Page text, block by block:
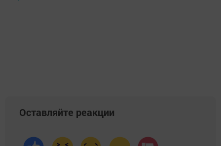
Оставляйте реакции